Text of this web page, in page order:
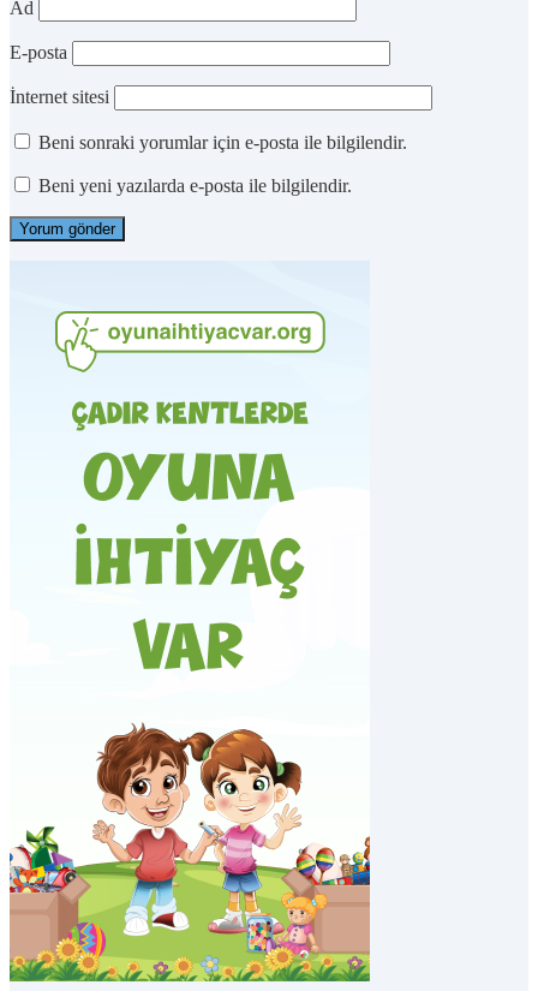
Ad
E-posta
İnternet sitesi
Beni sonraki yorumlar için e-posta ile bilgilendir.
Beni yeni yazılarda e-posta ile bilgilendir.